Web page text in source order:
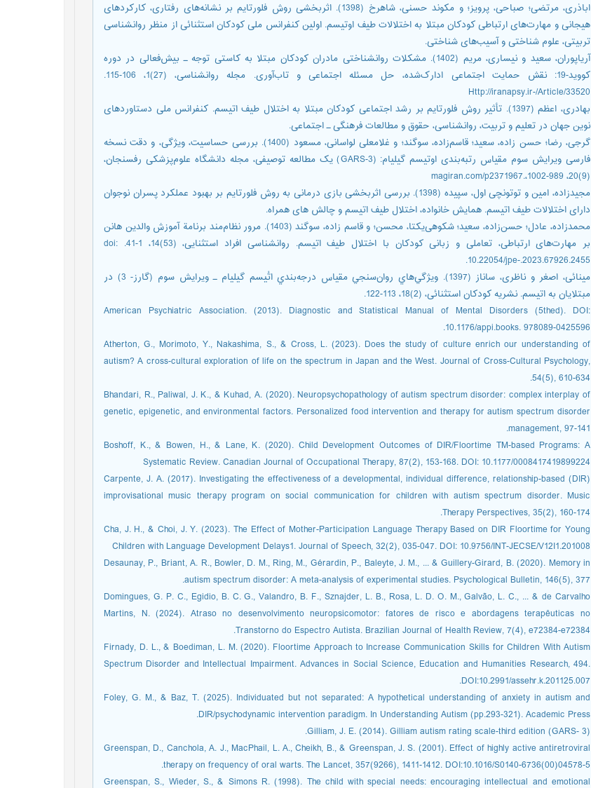
اباذری، مرتضی؛ صباحی، پرویز؛ و مکوند حسنی، شاهرخ (1398). اثربخشی روش فلورتایم بر نشانه‌های رفتاری، کارکردهای
هیجانی و مهارت‌های ارتباطی کودکان مبتلا به اختلالات طیف اوتیسم. اولین کنفرانس ملی کودکان استثنائی از منظر روانشناسی
تربیتی، علوم شناختی و آسیب‌های شناختی.
آریاپوران، سعید و نیساری، مریم (1402). مشکلات روانشناختی مادران کودکان مبتلا به کاستی توجه ـ بیش‌فعالی در دوره
کووید-19: نقش حمایت اجتماعی ادارک‌شده، حل مسئله اجتماعی و تاب‌آوری. مجله روانشناسی، (27)1، 106-115.
Http://iranapsy.ir-/Article/33520
بهادری، اعظم (1397). تأثیر روش فلورتایم بر رشد اجتماعی کودکان مبتلا به اختلال طیف اتیسم. کنفرانس ملی دستاوردهای
نوین جهان در تعلیم و تربیت، روانشناسی، حقوق و مطالعات فرهنگی ـ اجتماعی.
گرجی، رضا؛ حسن زاده، سعید؛ قاسم‌زاده، سوگند؛ و غلامعلی لواسانی، مسعود (1400). بررسی حساسیت، ویژگی، و دقت نسخه
فارسی ویرایش سوم مقیاس رتبه‌بندی اوتیسم گیلیام: (GARS-3) یک مطالعه توصیفی، مجله دانشگاه علوم‌پزشکی رفسنجان،
(9)20، 989-1002،.magiran.com/p2371967
مجیدزاده، امین و توتونچی اول، سپیده (1398). بررسی اثربخشی بازی درمانی به روش فلورتایم بر بهبود عملکرد پسران نوجوان
دارای اختلالات طیف اتیسم. همایش خانواده، اختلال طیف اتیسم و چالش های همراه.
محمدزاده، عادل؛ حسن‌زاده، سعید؛ شکوهی‌یکتا، محسن؛ و قاسم زاده، سوگند (1403). مرور نظام‌مند برنامة آموزش والدین هانن
بر مهارت‌های ارتباطی، تعاملی و زبانی کودکان با اختلال طیف اتیسم. روانشناسی افراد استثنایی، (53)14، 1-41. doi:
10.22054/jpe-.2023.67926.2455.
مینائی، اصغر و ناظری، ساناز (1397). ويژگي‌هاي روان‌سنجي مقياس درجه‌بندي اتُيسم گيليام ـ ويرايش سوم (گارز- 3) در
مبتلايان به اتيسم. نشریه کودکان استثنائی، (2)18، 113-122.
American Psychiatric Association. (2013). Diagnostic and Statistical Manual of Mental Disorders (5thed). DOI:
10.1176/appi.books. 978089-0425596.
Atherton, G., Morimoto, Y., Nakashima, S., & Cross, L. (2023). Does the study of culture enrich our understanding of
autism? A cross-cultural exploration of life on the spectrum in Japan and the West. Journal of Cross-Cultural Psychology,
54(5), 610-634.
Bhandari, R., Paliwal, J. K., & Kuhad, A. (2020). Neuropsychopathology of autism spectrum disorder: complex interplay of
genetic, epigenetic, and environmental factors. Personalized food intervention and therapy for autism spectrum disorder
management, 97-141.
Boshoff, K., & Bowen, H., & Lane, K. (2020). Child Development Outcomes of DIR/Floortime TM-based Programs: A
Systematic Review. Canadian Journal of Occupational Therapy, 87(2), 153-168. DOI: 10.1177/0008417419899224
Carpente, J. A. (2017). Investigating the effectiveness of a developmental, individual difference, relationship-based (DIR)
improvisational music therapy program on social communication for children with autism spectrum disorder. Music
Therapy Perspectives, 35(2), 160-174.
Cha, J. H., & Choi, J. Y. (2023). The Effect of Mother-Participation Language Therapy Based on DIR Floortime for Young
Children with Language Development Delays1. Journal of Speech, 32(2), 035-047. DOI: 10.9756/INT-JECSE/V12I1.201008
Desaunay, P., Briant, A. R., Bowler, D. M., Ring, M., Gérardin, P., Baleyte, J. M., ... & Guillery-Girard, B. (2020). Memory in
autism spectrum disorder: A meta-analysis of experimental studies. Psychological Bulletin, 146(5), 377.
Domingues, G. P. C., Egidio, B. C. G., Valandro, B. F., Sznajder, L. B., Rosa, L. D. O. M., Galvão, L. C., ... & de Carvalho
Martins, N. (2024). Atraso no desenvolvimento neuropsicomotor: fatores de risco e abordagens terapêuticas no
Transtorno do Espectro Autista. Brazilian Journal of Health Review, 7(4), e72384-e72384.
Firnady, D. L., & Boediman, L. M. (2020). Floortime Approach to Increase Communication Skills for Children With Autism
Spectrum Disorder and Intellectual Impairment. Advances in Social Science, Education and Humanities Research, 494.
DOI:10.2991/assehr.k.201125.007.
Foley, G. M., & Baz, T. (2025). Individuated but not separated: A hypothetical understanding of anxiety in autism and
DIR/psychodynamic intervention paradigm. In Understanding Autism (pp.293-321). Academic Press.
Gilliam, J. E. (2014). Gilliam autism rating scale-third edition (GARS- 3).
Greenspan, D., Canchola, A. J., MacPhail, L. A., Cheikh, B., & Greenspan, J. S. (2001). Effect of highly active antiretroviral
therapy on frequency of oral warts. The Lancet, 357(9266), 1411-1412. DOI:10.1016/S0140-6736(00)04578-5.
Greenspan, S., Wieder, S., & Simons R. (1998). The child with special needs: encouraging intellectual and emotional